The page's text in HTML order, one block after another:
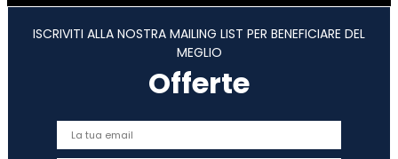
ISCRIVITI ALLA NOSTRA MAILING LIST PER BENEFICIARE DEL
MEGLIO
Offerte